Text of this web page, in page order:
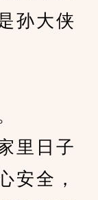
孙大侠
里日子
安全，